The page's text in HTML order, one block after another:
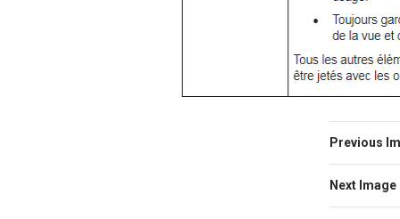
Previous
Next Image